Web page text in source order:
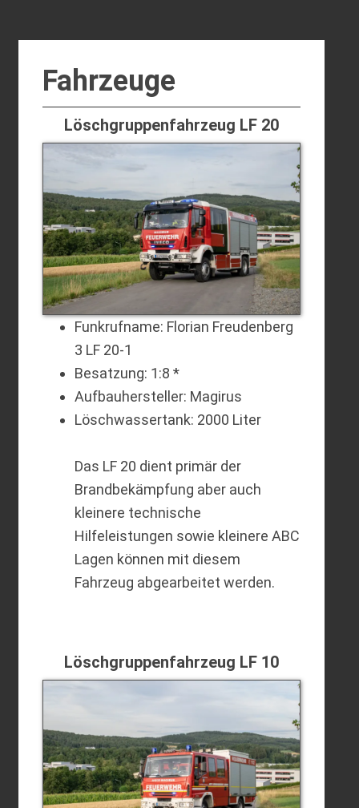
Fahrzeuge
Löschgruppenfahrzeug LF 20
Funkrufname: Florian Freudenberg
3 LF 20-1
Besatzung: 1:8 *
Aufbauhersteller: Magirus
Löschwassertank: 2000 Liter
Das LF 20 dient primär der
Brandbekämpfung aber auch
kleinere technische
Hilfeleistungen sowie kleinere ABC
Lagen können mit diesem
Fahrzeug abgearbeitet werden.
Löschgruppenfahrzeug LF 10